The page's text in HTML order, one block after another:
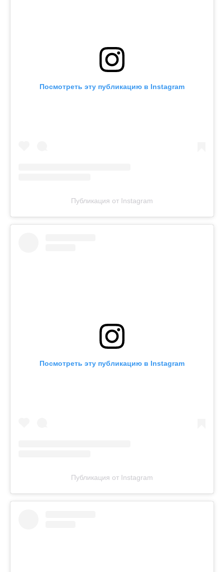
Посмотреть эту публикацию в Instagram
Публикация от Instagram
Посмотреть эту публикацию в Instagram
Публикация от Instagram